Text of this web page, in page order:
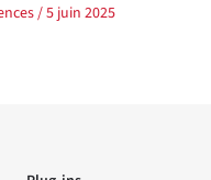
/5 juin 2025